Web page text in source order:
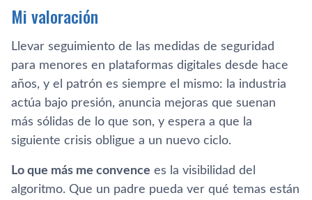
Mi valoración
Llevar seguimiento de las medidas de seguridad
para menores en plataformas digitales desde hace
años, y el patrón es siempre el mismo: la industria
actúa bajo presión, anuncia mejoras que suenan
más sólidas de lo que son, y espera a que la
siguiente crisis obligue a un nuevo ciclo.
Lo que más me convence es la visibilidad del
algoritmo. Que un padre pueda ver qué temas están